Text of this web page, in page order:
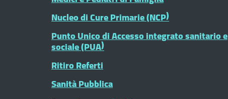
Nucleo di Cure Primarie (NCP)
Punto Unico di Accesso integrato sanitario e
sociale (PUA)
Ritiro Referti
Sanità Pubblica